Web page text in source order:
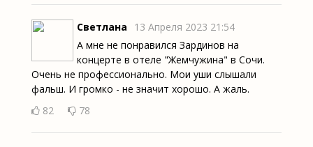
Светлана
13 Апреля 2023 21:54
А мне не понравился Зардинов на
концерте в отеле "Жемчужина" в Сочи.
Очень не профессионально. Мои уши слышали
фальш. И громко - не значит хорошо. А жаль.
82
78